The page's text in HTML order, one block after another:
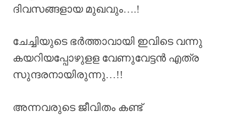
ദിവസങ്ങളായ മുഖവും….!
ചേച്ചിയുടെ ഭർത്താവായി ഇവിടെ വന്നു
കയറിയപ്പോഴുളള വേണുവേട്ടൻ എത്ര
സുന്ദരനായിരുന്നു…!!
അന്നവരുടെ ജീവിതം കണ്ട്